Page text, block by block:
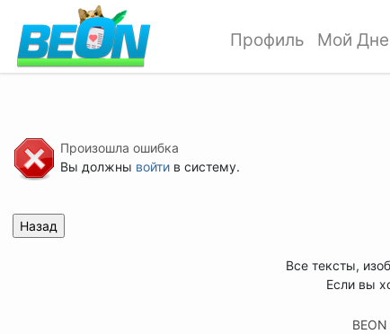
Профиль Мой
Произошла ошибка
Вы должны войтив систему.
Все тексты,
Если вы